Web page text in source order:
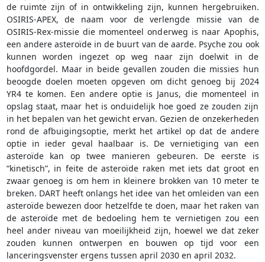
de ruimte zijn of in ontwikkeling zijn, kunnen hergebruiken.
OSIRIS-APEX, de naam voor de verlengde missie van de
OSIRIS-Rex-missie die momenteel onderweg is naar Apophis,
een andere asteroïde in de buurt van de aarde. Psyche zou ook
kunnen worden ingezet op weg naar zijn doelwit in de
hoofdgordel. Maar in beide gevallen zouden die missies hun
beoogde doelen moeten opgeven om dicht genoeg bij 2024
YR4 te komen. Een andere optie is Janus, die momenteel in
opslag staat, maar het is onduidelijk hoe goed ze zouden zijn
in het bepalen van het gewicht ervan. Gezien de onzekerheden
rond de afbuigingsoptie, merkt het artikel op dat de andere
optie in ieder geval haalbaar is. De vernietiging van een
asteroïde kan op twee manieren gebeuren. De eerste is
“kinetisch”, in feite de asteroïde raken met iets dat groot en
zwaar genoeg is om hem in kleinere brokken van 10 meter te
breken. DART heeft onlangs het idee van het omleiden van een
asteroïde bewezen door hetzelfde te doen, maar het raken van
de asteroïde met de bedoeling hem te vernietigen zou een
heel ander niveau van moeilijkheid zijn, hoewel we dat zeker
zouden kunnen ontwerpen en bouwen op tijd voor een
lanceringsvenster ergens tussen april 2030 en april 2032.